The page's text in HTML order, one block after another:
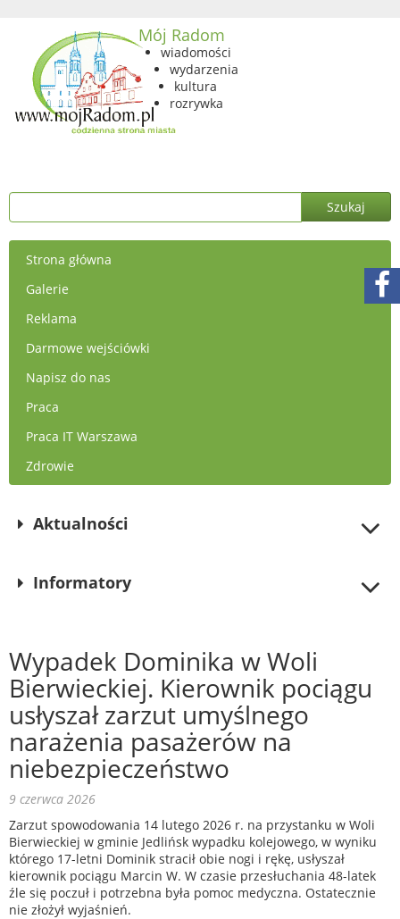
Mój Radom
wiadomości
wydarzenia
kultura
rozrywka
Strona główna
Galerie
Reklama
Darmowe wejściówki
Napisz do nas
Praca
Praca IT Warszawa
Zdrowie
Aktualności
Informatory
Wypadek Dominika w Woli
Bierwieckiej. Kierownik pociągu
usłyszał zarzut umyślnego
narażenia pasażerów na
niebezpieczeństwo
9 czerwca 2026
Zarzut spowodowania 14 lutego 2026 r. na przystanku w Woli
Bierwieckiej w gminie Jedlińsk wypadku kolejowego, w wyniku
którego 17-letni Dominik stracił obie nogi i rękę, usłyszał
kierownik pociągu Marcin W. W czasie przesłuchania 48-latek
źle się poczuł i potrzebna była pomoc medyczna. Ostatecznie
nie złożył wyjaśnień.